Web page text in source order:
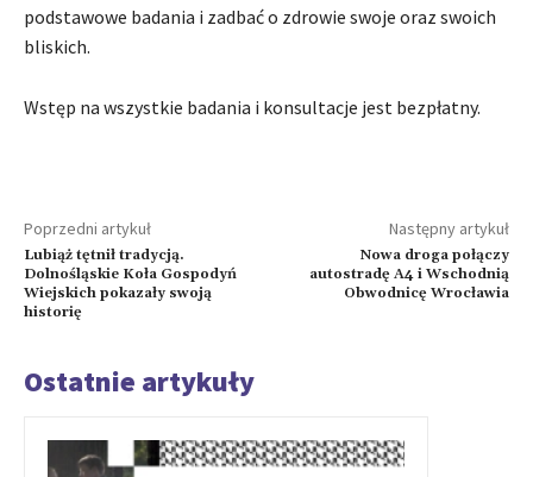
podstawowe badania i zadbać o zdrowie swoje oraz swoich
bliskich.
Wstęp na wszystkie badania i konsultacje jest bezpłatny.
Poprzedni artykuł
Lubiąż tętnił tradycją.
Dolnośląskie Koła Gospodyń
Wiejskich pokazały swoją
historię
Następny artykuł
Nowa droga połączy
autostradę A4 i Wschodnią
Obwodnicę Wrocławia
Ostatnie artykuły